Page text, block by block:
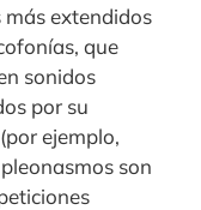
más extendidos
que
sonidos
por su
ejemplo,
son